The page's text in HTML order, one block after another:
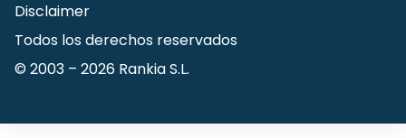
Disclaimer
Todos los derechos reservados
© 2003 – 2026 Rankia S.L.